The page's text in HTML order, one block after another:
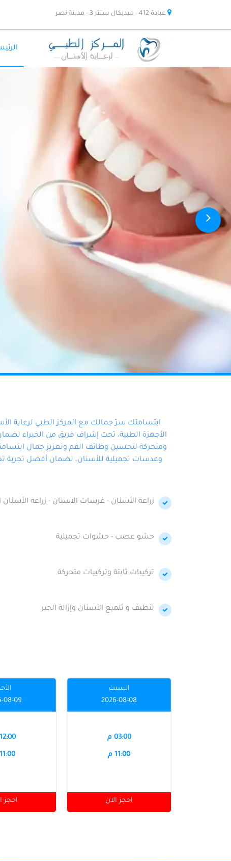
عيادة 412 - ميديكال سنتر 3 - مدينة نصر
ابتسامتك سرّ جمالك مع المركز الطبي لرعاية
الأجهزة الطبية، تحت إشراف فريق من الخبراء لضمان
ومتحركة لتحسين وظائف الفم وتعزيز جمال
وعدسات تجميلية للأسنان، لضمان أفضل تجربة
زراعة الأسنان - غرسات الاسنان - زراعة الأسنان
حشو عصب - حشوات تجميلية
تركيبات ثابتة وتركيبات متحركة
تنظيف و تلميع الأسنان وإزالة الجير
السبت
2026-08-08
03:00 م
11:00 م
احجز الان
08-09
12:00 م
11:00 م
احجز